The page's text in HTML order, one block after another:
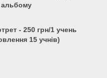
альбому
- 250 грн/1 учень
15 учнів)